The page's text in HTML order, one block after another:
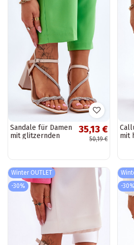
Sandale für Damen
mit glitzernden
35,13 €
50,19 €
mit
Winter OUTLET
-30%
-30%